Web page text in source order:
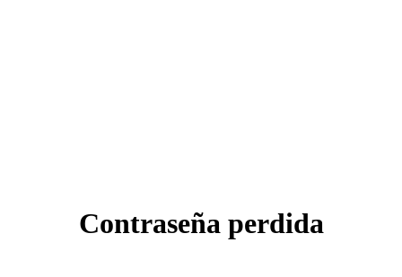
Contraseña perdida